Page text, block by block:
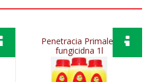
Penetracia Primalex
fungicidna 1l